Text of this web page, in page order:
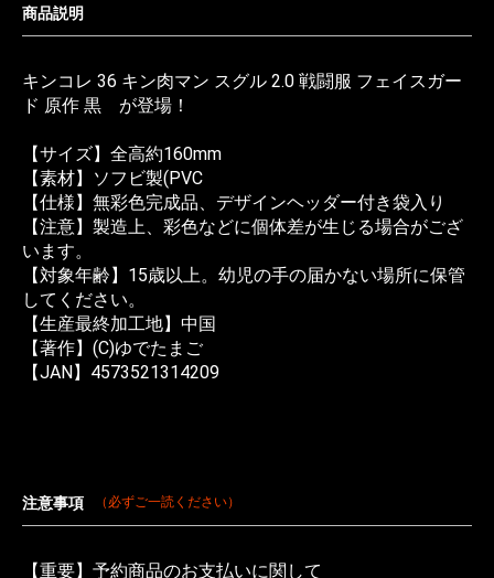
商品説明
キンコレ 36 キン肉マン スグル 2.0 戦闘服 フェイスガー
ド 原作 黒 が登場！
【サイズ】全高約160mm
【素材】ソフビ製(PVC
【仕様】無彩色完成品、デザインヘッダー付き袋入り
【注意】製造上、彩色などに個体差が生じる場合がござ
います。
【対象年齢】15歳以上。幼児の手の届かない場所に保管
してください。
【生産最終加工地】中国
【著作】(C)ゆでたまご
【JAN】4573521314209
注意事項 （必ずご一読ください）
【重要】予約商品のお支払いに関して